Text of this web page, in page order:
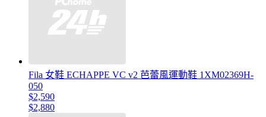
Fila 女鞋 ECHAPPE VC v2 芭蕾風運動鞋 1XM02369H-
050
$2,590
$2,880